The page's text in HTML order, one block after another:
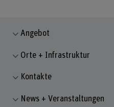
Angebot
Orte + Infrastruktur
Kontakte
News + Veranstaltungen